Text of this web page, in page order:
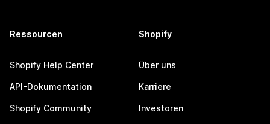
Ressourcen
Shopify Help Center
API-Dokumentation
Shopify Community
Shopify
Über uns
Karriere
Investoren